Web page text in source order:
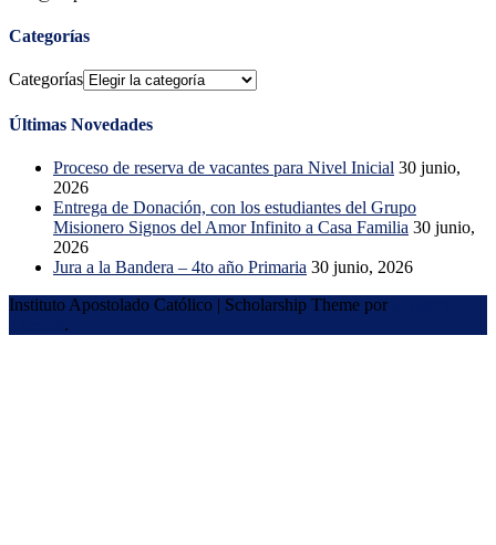
Categorías
Categorías
Últimas Novedades
Proceso de reserva de vacantes para Nivel Inicial 30 junio,
2026
Entrega de Donación, con los estudiantes del Grupo
Misionero Signos del Amor Infinito a Casa Familia 30 junio,
2026
Jura a la Bandera – 4to año Primaria 30 junio, 2026
Instituto Apostolado Católico | Scholarship Theme por
.